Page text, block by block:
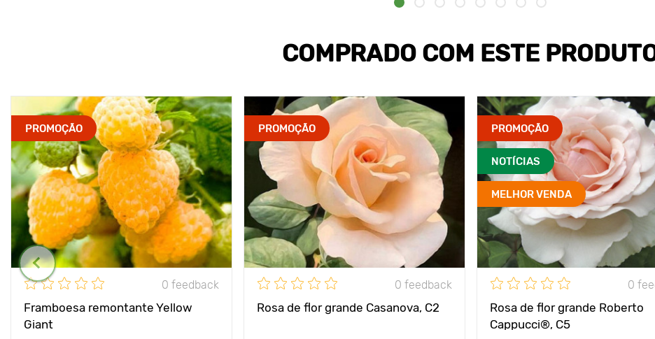
COMPRADO COM ESTE
PROMOÇÃO
0 feedback
Framboesa remontante Yellow
Giant
PROMOÇÃO
0 feedback
Rosa de flor grande Casanova, C2
PROMOÇÃO
NOTÍCIAS
MELHOR VENDA
0
Rosa de flor grande Roberto
Cappucci®, C5